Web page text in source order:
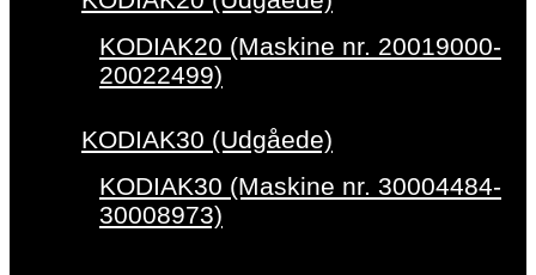
KODIAK20 (Maskine nr. 20019000-
20022499)
KODIAK30 (Udgåede)
KODIAK30 (Maskine nr. 30004484-
30008973)